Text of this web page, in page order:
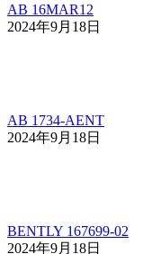
AB 16MAR12
2024年9月18日
AB 1734-AENT
2024年9月18日
BENTLY 167699-02
2024年9月18日